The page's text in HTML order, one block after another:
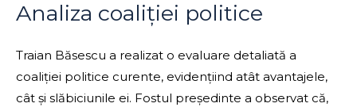
Analiza coaliției politice
Traian Băsescu a realizat o evaluare detaliată a
coaliției politice curente, evidențiind atât avantajele,
cât și slăbiciunile ei. Fostul președinte a observat că,